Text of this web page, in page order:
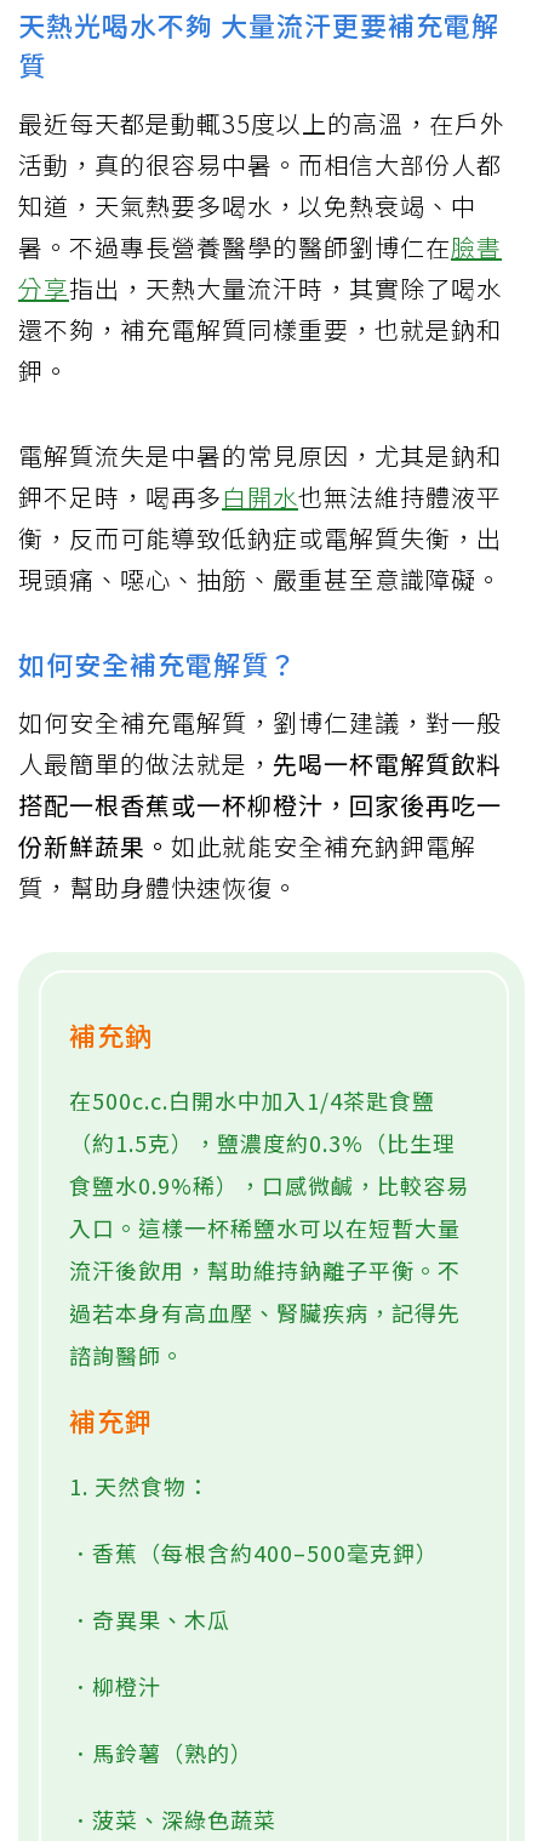
天熱光喝水不夠 大量流汗更要補充電解
質
最近每天都是動輒35度以上的高溫，在戶外
活動，真的很容易中暑。而相信大部份人都
知道，天氣熱要多喝水，以免熱衰竭、中
暑。不過專長營養醫學的醫師劉博仁在臉書
分享指出，天熱大量流汗時，其實除了喝水
還不夠，補充電解質同樣重要，也就是鈉和
鉀。
電解質流失是中暑的常見原因，尤其是鈉和
鉀不足時，喝再多白開水也無法維持體液平
衡，反而可能導致低鈉症或電解質失衡，出
現頭痛、噁心、抽筋、嚴重甚至意識障礙。
如何安全補充電解質？
如何安全補充電解質，劉博仁建議，對一般
人最簡單的做法就是， 先喝一杯電解質飲料
搭配一根香蕉或一杯柳橙汁，回家後再吃一
份新鮮蔬果。 如此就能安全補充鈉鉀電解
質，幫助身體快速恢復。
補充鈉
在500c.c.白開水中加入1/4茶匙食鹽
（約1.5克），鹽濃度約0.3%（比生理
食鹽水0.9%稀），口感微鹹，比較容易
入口。這樣一杯稀鹽水可以在短暫大量
流汗後飲用，幫助維持鈉離子平衡。不
過若本身有高血壓、腎臟疾病，記得先
諮詢醫師。
補充鉀
1. 天然食物：
．香蕉（每根含約400–500毫克鉀）
．奇異果、木瓜
．柳橙汁
．馬鈴薯（熟的）
．菠菜、深綠色蔬菜